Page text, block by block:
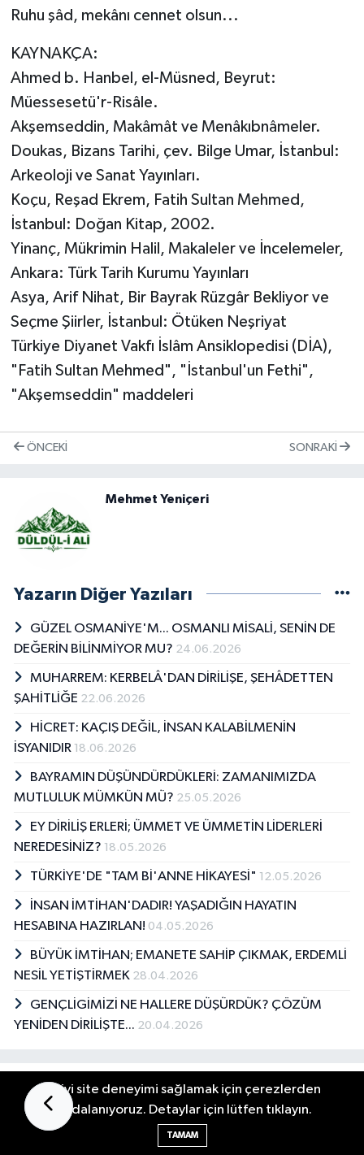
Ruhu şâd, mekânı cennet olsun...
KAYNAKÇA:
Ahmed b. Hanbel, el-Müsned, Beyrut:
Müessesetü'r-Risâle.
Akşemseddin, Makâmât ve Menâkıbnâmeler.
Doukas, Bizans Tarihi, çev. Bilge Umar, İstanbul:
Arkeoloji ve Sanat Yayınları.
Koçu, Reşad Ekrem, Fatih Sultan Mehmed,
İstanbul: Doğan Kitap, 2002.
Yinanç, Mükrimin Halil, Makaleler ve İncelemeler,
Ankara: Türk Tarih Kurumu Yayınları
Asya, Arif Nihat, Bir Bayrak Rüzgâr Bekliyor ve
Seçme Şiirler, İstanbul: Ötüken Neşriyat
Türkiye Diyanet Vakfı İslâm Ansiklopedisi (DİA),
"Fatih Sultan Mehmed", "İstanbul'un Fethi",
"Akşemseddin" maddeleri
ÖNCEKI SONRAKI
Mehmet Yeniçeri
Yazarın Diğer Yazıları
GÜZEL OSMANİYE'M... OSMANLI MİSALİ, SENİN DE
DEĞERİN BİLİNMİYOR MU? 24.06.2026
MUHARREM: KERBELÂ'DAN DİRİLİŞE, ŞEHÂDETTEN
ŞAHİTLİĞE 22.06.2026
HİCRET: KAÇIŞ DEĞİL, İNSAN KALABİLMENİN
İSYANIDIR 18.06.2026
BAYRAMIN DÜŞÜNDÜRDÜKLERİ: ZAMANIMIZDA
MUTLULUK MÜMKÜN MÜ? 25.05.2026
EY DİRİLİŞ ERLERİ; ÜMMET VE ÜMMETİN LİDERLERİ
NEREDESİNİZ? 18.05.2026
TÜRKİYE'DE "TAM Bİ'ANNE HİKAYESİ" 12.05.2026
İNSAN İMTİHAN'DADIR! YAŞADIĞIN HAYATIN
HESABINA HAZIRLAN! 04.05.2026
BÜYÜK İMTİHAN; EMANETE SAHİP ÇIKMAK, ERDEMLİ
NESİL YETİŞTİRMEK 28.04.2026
GENÇLİGİMİZİ NE HALLERE DÜŞÜRDÜK? ÇÖZÜM
YENİDEN DİRİLİŞTE... 20.04.2026
Yorumlar
En iyi site deneyimi sağlamak için çerezlerden
faydalanıyoruz. Detaylar için lütfen tıklayın.
TAMAM